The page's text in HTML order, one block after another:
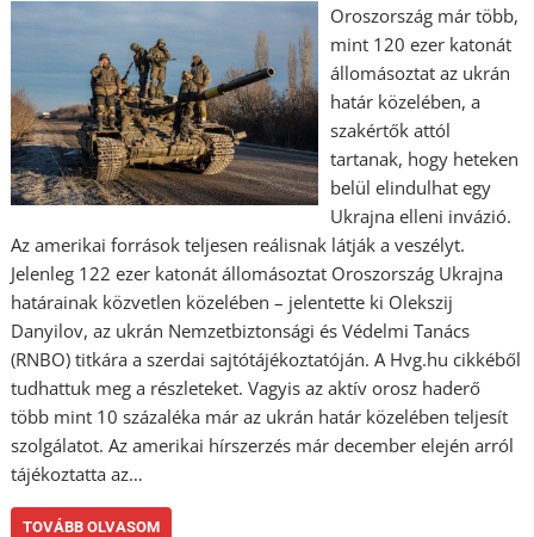
Oroszország már több,
mint 120 ezer katonát
állomásoztat az ukrán
határ közelében, a
szakértők attól
tartanak, hogy heteken
belül elindulhat egy
Ukrajna elleni invázió.
Az amerikai források teljesen reálisnak látják a veszélyt.
Jelenleg 122 ezer katonát állomásoztat Oroszország Ukrajna
határainak közvetlen közelében – jelentette ki Olekszij
Danyilov, az ukrán Nemzetbiztonsági és Védelmi Tanács
(RNBO) titkára a szerdai sajtótájékoztatóján. A Hvg.hu cikkéből
tudhattuk meg a részleteket. Vagyis az aktív orosz haderő
több mint 10 százaléka már az ukrán határ közelében teljesít
szolgálatot. Az amerikai hírszerzés már december elején arról
tájékoztatta az…
TOVÁBB OLVASOM